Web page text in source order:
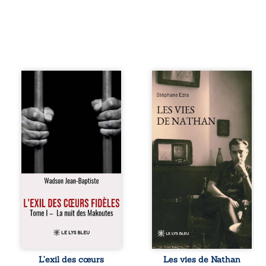
« Une nuit suffit
parfois pour briser
une famille… mais
certaines fidélités
traversent les
années. » Haïti,
sous la dictature
des Duvalier. La
peur s’étend
jusque dans les
villages les plus
reculés. À Bainet,
Jean-Joël Joli
mène une
avec sa famille.
respecté, il refuse
L’exil des cœurs
Les vies de
Nathan est un
né en trois jours,
au printemps
2026. Pour la
première fois,
Stéphane Ezra,
médium, a pu
communiquer
avec son père,
disparu depuis
plus de vingt ans
et qu’il n’a jamais
connu. De ce
dialogue par-delà
la mort naissent
des poèmes qui
Les vies de Nathan